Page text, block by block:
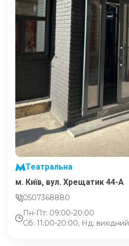
Театральна
м. Київ, вул. Хрещатик 44-A
0507368880
Пн-Пт: 09:00-20:00
Сб: 11:00-20:00, Нд: вихідний